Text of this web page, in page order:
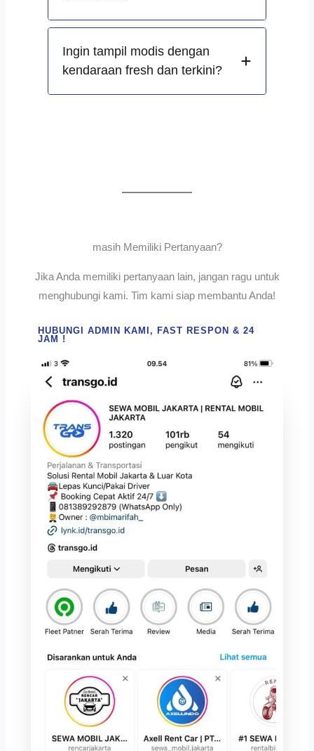
Ingin tampil modis dengan
kendaraan fresh dan terkini?
masih Memiliki Pertanyaan?
Jika Anda memiliki pertanyaan lain, jangan ragu untuk
menghubungi kami. Tim kami siap membantu Anda!
HUBUNGI ADMIN KAMI, FAST RESPON & 24
JAM !